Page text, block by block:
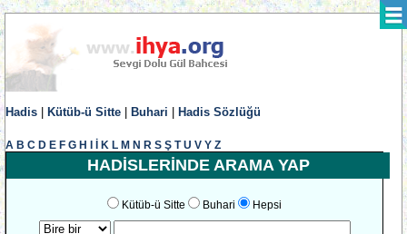
Hadis Kütüb-ü Sitte Buhari Hadis Sözlüğü
A B C D E F G H K L M N R S Ş T U V Y Z
HADİSLERİNDE ARAMA YAP
Kütüb-ü Sitte Buhari Hepsi